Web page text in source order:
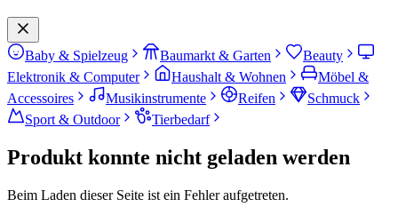
Baby & Spielzeug Baumarkt & Garten
Beauty
Elektronik & Computer
Haushalt & Wohnen
Möbel &
Accessoires
Musikinstrumente Reifen
Schmuck
Sport & Outdoor
Tierbedarf
Produkt konnte nicht geladen werden
Beim Laden dieser Seite ist ein Fehler aufgetreten.